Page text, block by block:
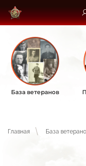
База ветеранов
Главная База